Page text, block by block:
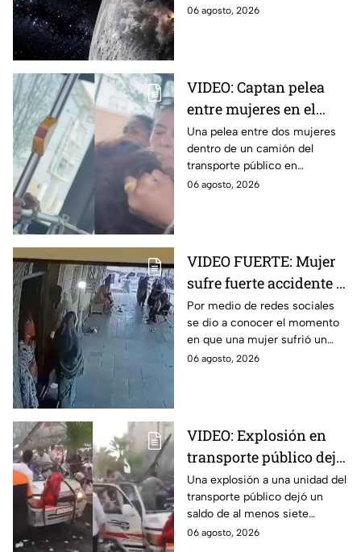
luna, levantando una enorme
06 agosto, 2026
VIDEO: Captan pelea
entre mujeres en el
transporte público; así
se desgreñaron en
Monterrey
Una pelea entre dos mujeres
dentro de un camión del
transporte público en
Monterrey, Nuevo León, quedó
06 agosto, 2026
VIDEO FUERTE: Mujer
sufre fuerte accidente a
los pocos segundos de
haber salido del
hospital
Por medio de redes sociales
se dio a conocer el momento
en que una mujer sufrió un
fuerte accidente a los pocos
06 agosto, 2026
VIDEO: Explosión en
transporte público deja
siete personas sin vida
Una explosión a una unidad del
transporte público dejó un
saldo de al menos siete
personas sin vida. Aquí todos
06 agosto, 2026